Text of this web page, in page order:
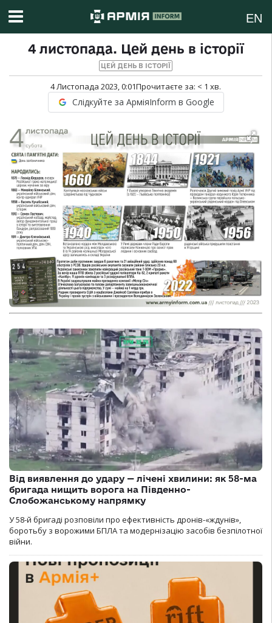
EN
4 листопада. Цей день в історії
ЦЕЙ ДЕНЬ В ІСТОРІЇ
4 Листопада 2023, 0:01Прочитаєте за: < 1 хв.
Слідкуйте за АрміяInform в Google
Від виявлення до удару — лічені хвилини: як 58-ма
бригада нищить ворога на Південно-
Слобожанському напрямку
У 58-й бригаді розповіли про ефективність дронів-«ждунів»,
боротьбу з ворожими БПЛА та модернізацію засобів безпілотної
війни.